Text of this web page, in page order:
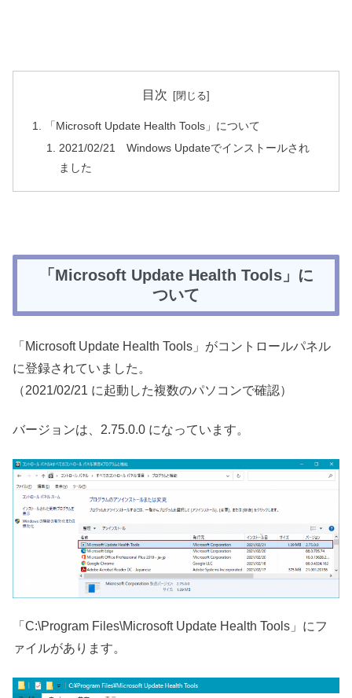
目次
「Microsoft Update Health Tools」について
2021/02/21 Windows Updateでインストールされ
ました
「Microsoft Update Health Tools」に
ついて
「Microsoft Update Health Tools」がコントロールパネル
に登録されていました。
（2021/02/21 に起動した複数のパソコンで確認）
バージョンは、2.75.0.0 になっています。
「C:\Program Files\Microsoft Update Health Tools」にフ
ァイルがあります。